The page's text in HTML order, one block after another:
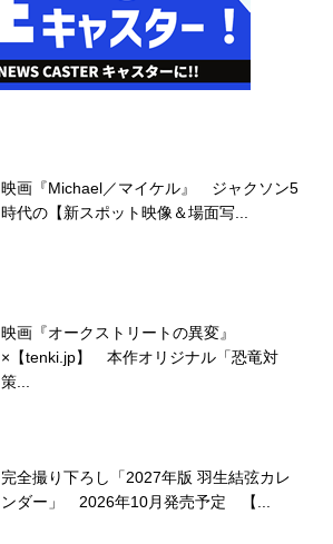
映画『Michael／マイケル』 ジャクソン5
時代の【新スポット映像＆場面写...
映画『オークストリートの異変』
×【tenki.jp】 本作オリジナル「恐竜対
策...
完全撮り下ろし「2027年版 羽生結弦カレ
ンダー」 2026年10月発売予定 【...